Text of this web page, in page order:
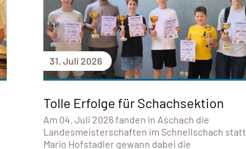
31. Juli 2026
Tolle Erfolge für Schachsektion
Am 04. Juli 2026 fanden in Aschach die
Landesmeisterschaften im Schnellschach statt.
Mario Hofstadler gewann dabei die